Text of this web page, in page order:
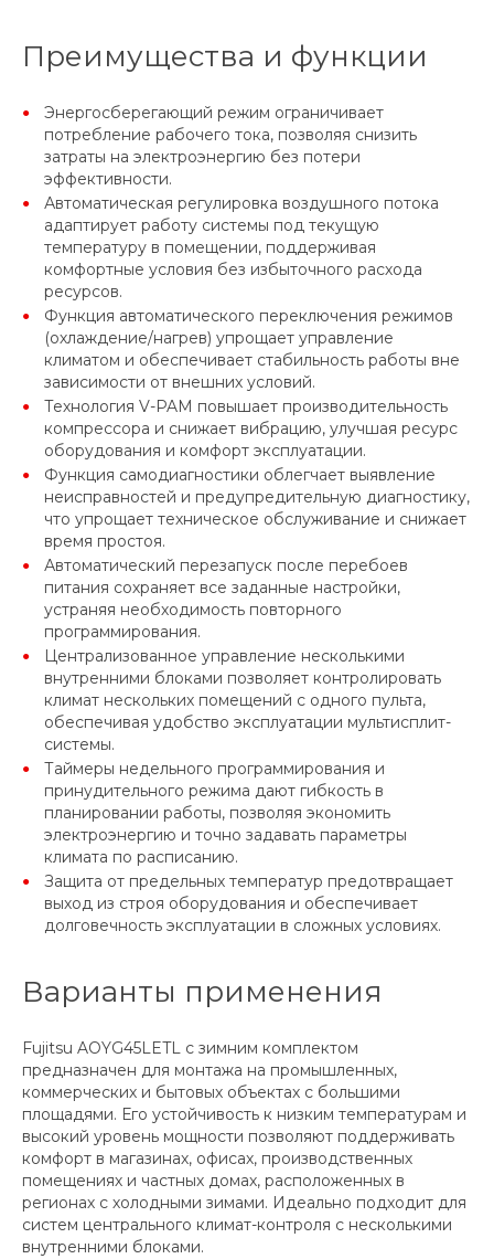
Преимущества и функции
Энергосберегающий режим ограничивает
потребление рабочего тока, позволяя снизить
затраты на электроэнергию без потери
эффективности.
Автоматическая регулировка воздушного потока
адаптирует работу системы под текущую
температуру в помещении, поддерживая
комфортные условия без избыточного расхода
ресурсов.
Функция автоматического переключения режимов
(охлаждение/нагрев) упрощает управление
климатом и обеспечивает стабильность работы вне
зависимости от внешних условий.
Технология V-PAM повышает производительность
компрессора и снижает вибрацию, улучшая ресурс
оборудования и комфорт эксплуатации.
Функция самодиагностики облегчает выявление
неисправностей и предупредительную диагностику,
что упрощает техническое обслуживание и снижает
время простоя.
Автоматический перезапуск после перебоев
питания сохраняет все заданные настройки,
устраняя необходимость повторного
программирования.
Централизованное управление несколькими
внутренними блоками позволяет контролировать
климат нескольких помещений с одного пульта,
обеспечивая удобство эксплуатации мультисплит-
системы.
Таймеры недельного программирования и
принудительного режима дают гибкость в
планировании работы, позволяя экономить
электроэнергию и точно задавать параметры
климата по расписанию.
Защита от предельных температур предотвращает
выход из строя оборудования и обеспечивает
долговечность эксплуатации в сложных условиях.
Варианты применения
Fujitsu AOYG45LETL с зимним комплектом
предназначен для монтажа на промышленных,
коммерческих и бытовых объектах с большими
площадями. Его устойчивость к низким температурам и
высокий уровень мощности позволяют поддерживать
комфорт в магазинах, офисах, производственных
помещениях и частных домах, расположенных в
регионах с холодными зимами. Идеально подходит для
систем центрального климат-контроля с несколькими
внутренними блоками.